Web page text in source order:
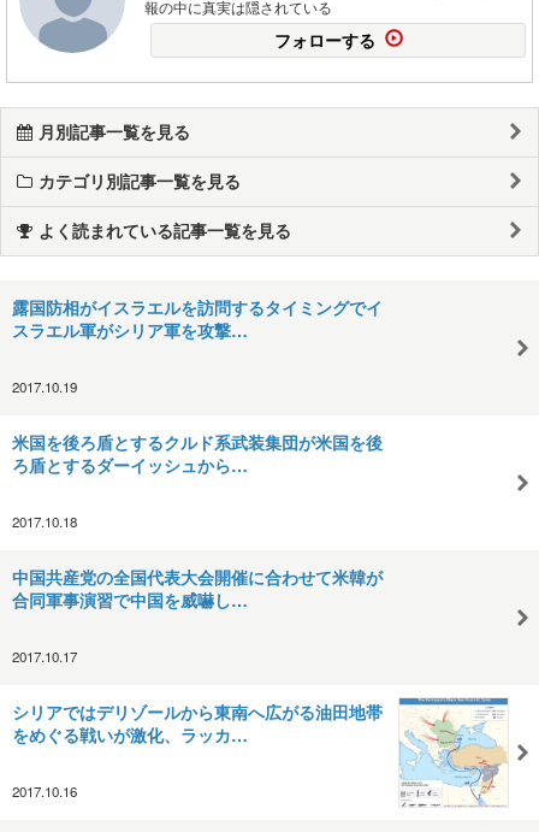
報の中に真実は隠されている
フォローする
月別記事一覧を見る
カテゴリ別記事一覧を見る
よく読まれている記事一覧を見る
露国防相がイスラエルを訪問するタイミングでイ
スラエル軍がシリア軍を攻撃…
2017.10.19
米国を後ろ盾とするクルド系武装集団が米国を後
ろ盾とするダーイッシュから…
2017.10.18
中国共産党の全国代表大会開催に合わせて米韓が
合同軍事演習で中国を威嚇し…
2017.10.17
シリアではデリゾールから東南へ広がる油田地帯
をめぐる戦いが激化、ラッカ…
2017.10.16